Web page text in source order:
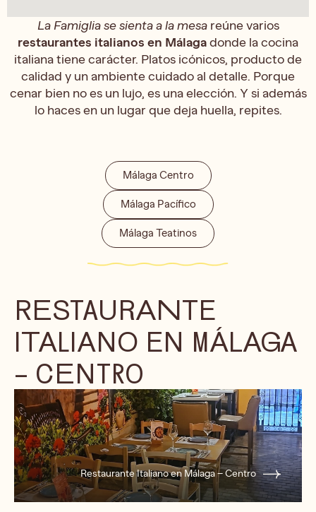
La Famiglia se sienta a la mesareúne varios
restaurantes italianos en Málagadonde la cocina
italiana tiene carácter. Platos icónicos, producto de
calidad y un ambiente cuidado al detalle. Porque
cenar bien no es un lujo, es una elección. Y si además
lo haces en un lugar que deja huella, repites.
Málaga Centro
Málaga Pacífico
Málaga Teatinos
RESTAURANTE
ITALIANO EN MÁLAGA
– CENTRO
Restaurante Italiano en Málaga – Centro